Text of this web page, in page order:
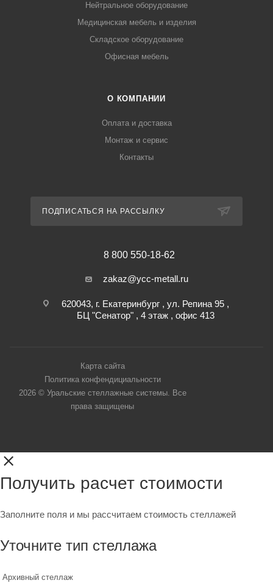
Нейтральное оборудование
Медицинская мебель и изделия
Складское оборудование
Офисная мебель
О КОМПАНИИ
Оплата и доставка
Монтаж и сервис
Контакты
ПОДПИСАТЬСЯ НА РАССЫЛКУ
8 800 550-18-62
zakaz@ycc-metall.ru
620043, г. Екатеринбург , ул. Репина 95 ,
БЦ "Сенатор" , 4 этаж , офис 413
Карта сайта
Политика конфендициальности
2026 © Уральские стеллажные системы. Все
права защищены
Получить расчет стоимости
Заполните поля и мы рассчитаем стоимость стеллажей
Уточните тип стеллажа
Архивный стеллаж